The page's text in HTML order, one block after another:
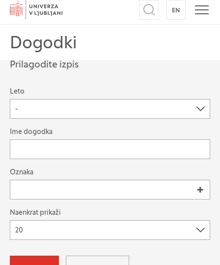
Domov
Odpri iskalnik
EN NA
Dogodki
Prilagodite izpis
Leto
-
Možnost filtriranja zapisov
Ime dogodka
Oznaka
Naenkrat prikaži
20